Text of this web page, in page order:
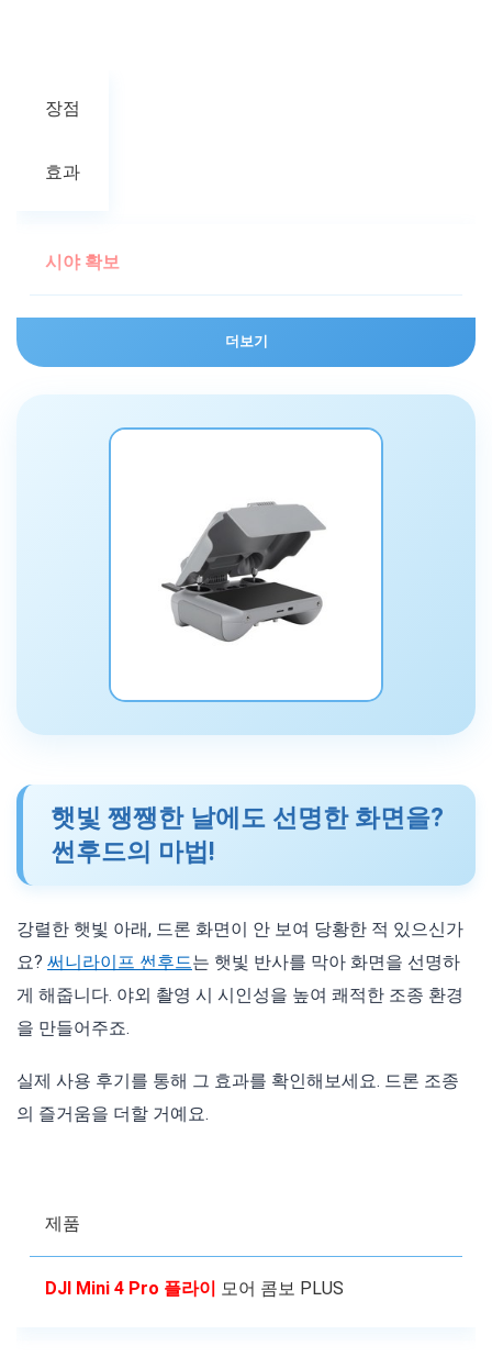
장점
효과
시야 확보
조종기 스크래치 방지
더보기
햇빛 쨍쨍한 날에도 선명한 화면을?
썬후드의 마법!
강렬한 햇빛 아래, 드론 화면이 안 보여 당황한 적 있으신가
요? 써니라이프 썬후드는 햇빛 반사를 막아 화면을 선명하
게 해줍니다. 야외 촬영 시 시인성을 높여 쾌적한 조종 환경
을 만들어주죠.
실제 사용 후기를 통해 그 효과를 확인해보세요. 드론 조종
의 즐거움을 더할 거예요.
제품
DJI Mini 4 Pro 플라이 모어 콤보 PLUS